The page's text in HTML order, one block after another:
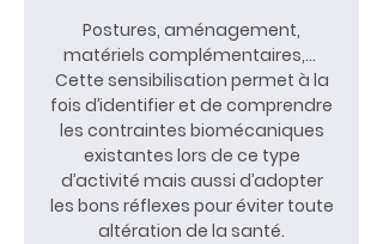
Postures, aménagement,
matériels complémentaires,…
Cette sensibilisation permet à la
fois d’identifier et de comprendre
les contraintes biomécaniques
existantes lors de ce type
d’activité mais aussi d’adopter
les bons réflexes pour éviter toute
altération de la santé.